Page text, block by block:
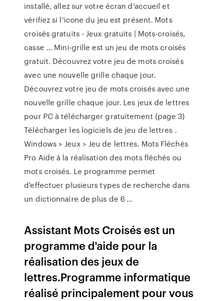
installé, allez sur votre écran d’accueil et
vérifiez si l’icone du jeu est présent. Mots
croisés gratuits - Jeux gratuits | Mots-croisés,
casse ... Mini-grille est un jeu de mots croisés
gratuit. Découvrez votre jeu de mots croisés
avec une nouvelle grille chaque jour.
Découvrez votre jeu de mots croisés avec une
nouvelle grille chaque jour. Les jeux de lettres
pour PC à télécharger gratuitement (page 3)
Télécharger les logiciels de jeu de lettres .
Windows > Jeux > Jeu de lettres. Mots Fléchés
Pro Aide à la réalisation des mots fléchés ou
mots croisés. Le programme permet
d'effectuer plusieurs types de recherche dans
un dictionnaire de plus de 6 ...
Assistant Mots Croisés est un
programme d'aide pour la
réalisation des jeux de
lettres.Programme informatique
réalisé principalement pour vous